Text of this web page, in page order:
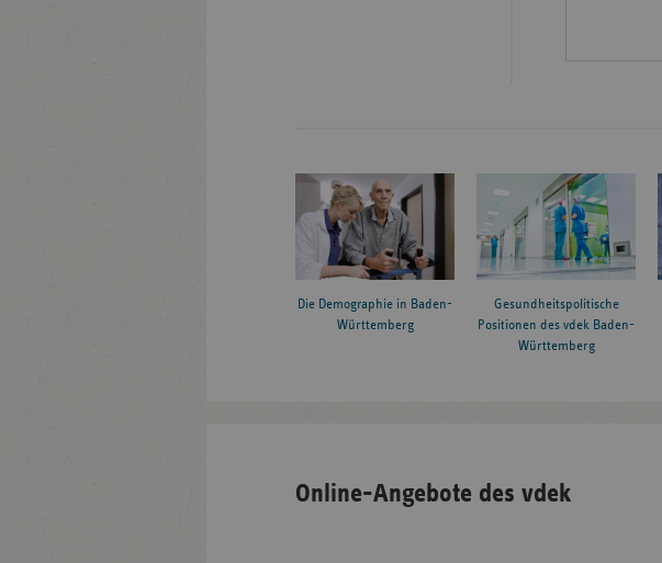
Die Demographie in Baden-
Württemberg
Gesundheitspolitische
Positionen des vdek Baden-
Württemberg
Online-Angebote des vdek